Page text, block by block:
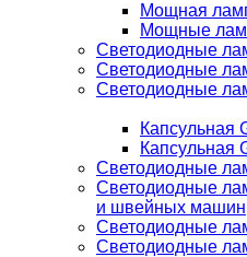
Мощная
Мощные
Светодиодные
Светодиодные
Светодиодные
Капсульная
Капсульная
Светодиодные
Светодиодные
и швейных машин
Светодиодные
Светодиодные